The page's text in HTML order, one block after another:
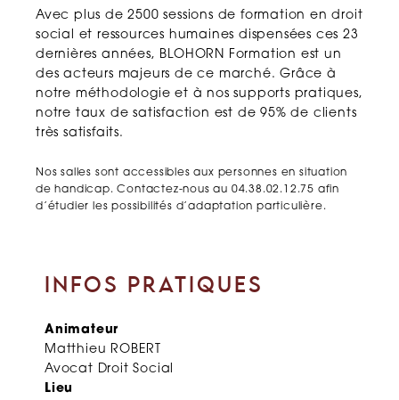
Avec plus de 2500 sessions de formation en droit
social et ressources humaines dispensées ces 23
dernières années, BLOHORN Formation est un
des acteurs majeurs de ce marché. Grâce à
notre méthodologie et à nos supports pratiques,
notre taux de satisfaction est de 95% de clients
très satisfaits.
Nos salles sont accessibles aux personnes en situation
de handicap. Contactez-nous au 04.38.02.12.75 afin
d’étudier les possibilités d’adaptation particulière.
INFOS PRATIQUES
Animateur
Matthieu ROBERT
Avocat Droit Social
Lieu